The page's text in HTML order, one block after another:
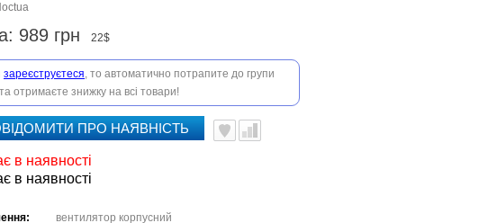
989 грн 22$
зареєструєтеся, то автоматично потрапите до групи
отримаєте знижку на всі товари!
ПРО НАЯВНІСТЬ
в наявності
в наявності
вентилятор корпусний